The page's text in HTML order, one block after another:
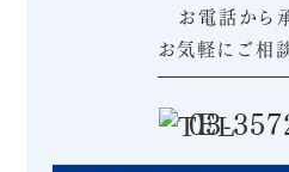
お電話から
お気軽にご相
03-